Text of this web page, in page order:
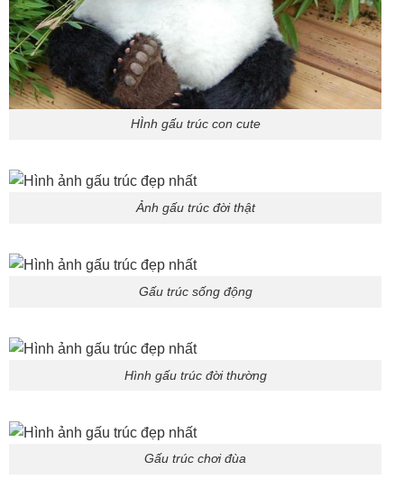
HÌnh gấu trúc con cute
Ảnh gấu trúc đời thật
Gấu trúc sống động
Hình gấu trúc đời thường
Gấu trúc chơi đùa